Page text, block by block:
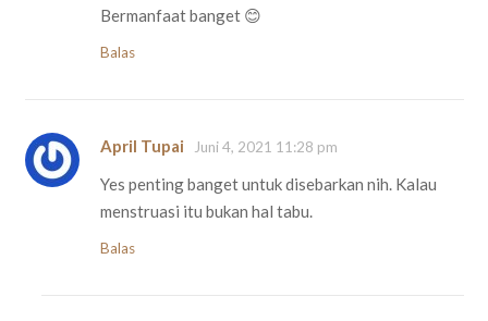
Bermanfaat banget 😊
Balas
April Tupai Juni 4, 2021 11:28 pm
Yes penting banget untuk disebarkan nih. Kalau
menstruasi itu bukan hal tabu.
Balas